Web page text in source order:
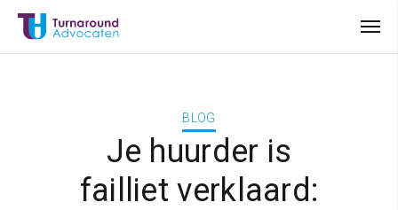
BLOG
Je huurder is
failliet verklaard: